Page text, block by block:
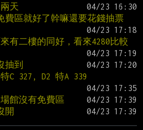
天
區就好了幹嘛還要花錢抽票
有二樓的同好，看來4280比較
抽到
C 327, D2 特A 339
館沒有免費區
開